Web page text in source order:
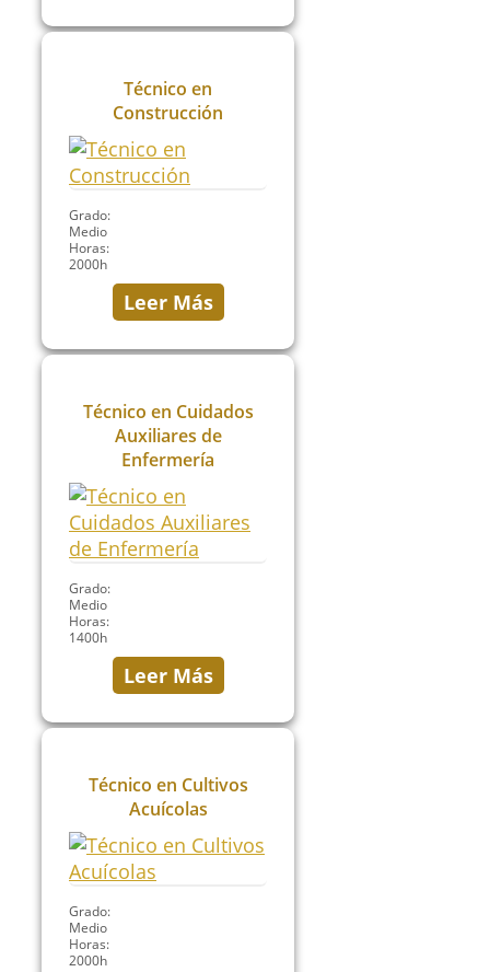
Técnico en
Construcción
Grado:
Medio
Horas:
2000h
Leer Más
Técnico en Cuidados
Auxiliares de
Enfermería
Grado:
Medio
Horas:
1400h
Leer Más
Técnico en Cultivos
Acuícolas
Grado:
Medio
Horas:
2000h